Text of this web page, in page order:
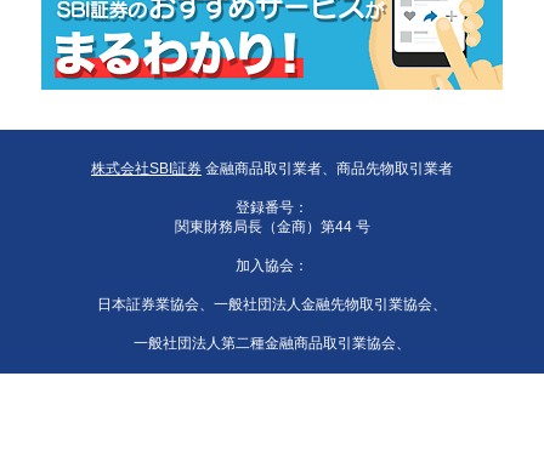
株式会社SBI証券 金融商品取引業者、商品先物取引業者
登録番号：
関東財務局長（金商）第44 号
加入協会：
日本証券業協会、一般社団法人金融先物取引業協会、
一般社団法人第二種金融商品取引業協会、